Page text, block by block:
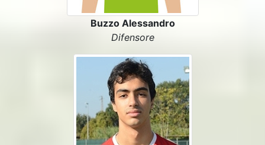
Buzzo Alessandro
Difensore